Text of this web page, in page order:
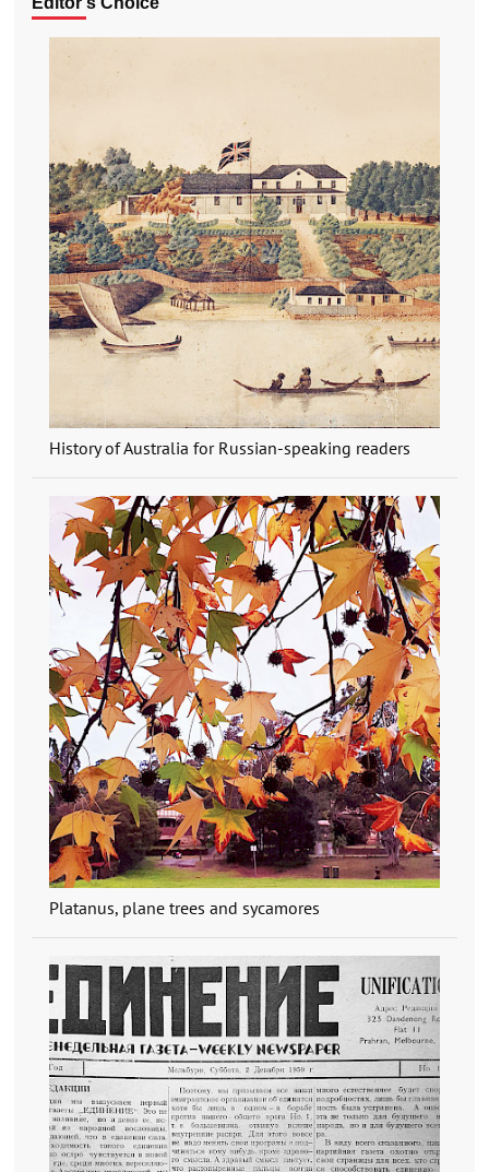
History of Australia for Russian-speaking readers
Platanus, plane trees and sycamores